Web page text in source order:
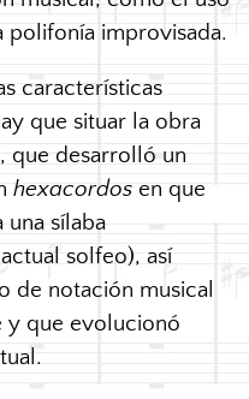
polifonía improvisada.
características
que situar la obra
que desarrolló un
hexacordos en que
una sílaba
solfeo), así
de notación musical
y que evolucionó